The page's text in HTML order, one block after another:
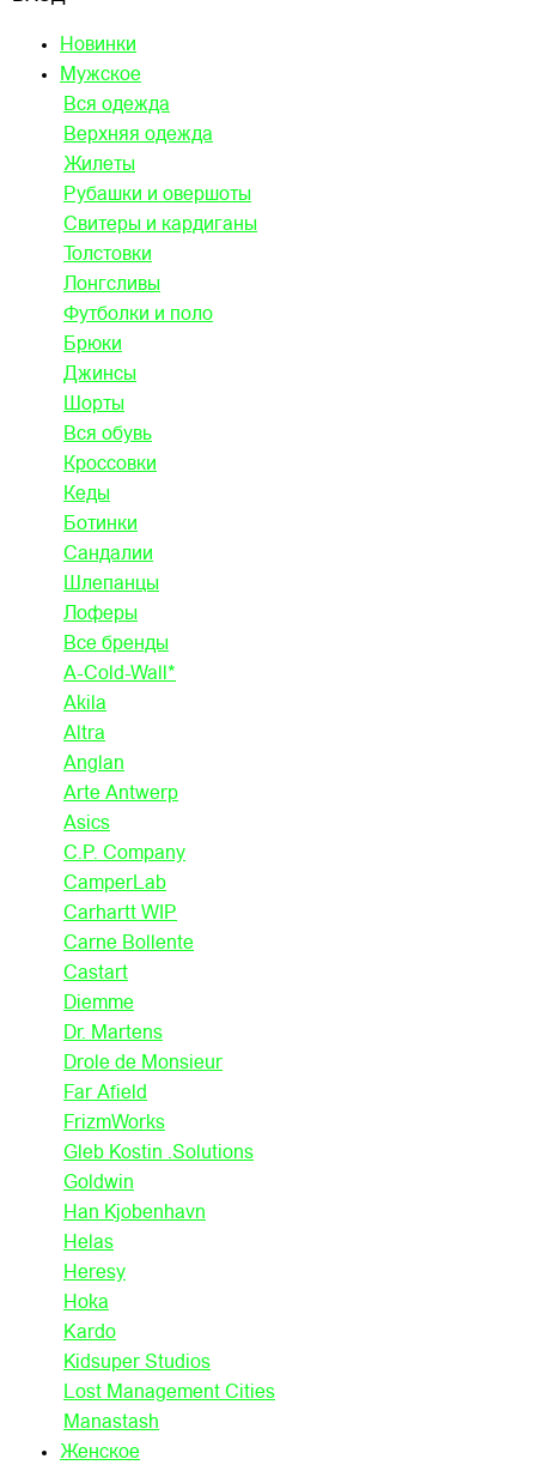
Новинки
Мужское
Вся одежда
Верхняя одежда
Жилеты
Рубашки и овершоты
Свитеры и кардиганы
Толстовки
Лонгсливы
Футболки и поло
Брюки
Джинсы
Шорты
Вся обувь
Кроссовки
Кеды
Ботинки
Сандалии
Шлепанцы
Лоферы
Все бренды
A-Cold-Wall*
Akila
Altra
Anglan
Arte Antwerp
Asics
C.P. Company
CamperLab
Carhartt WIP
Carne Bollente
Castart
Diemme
Dr. Martens
Drole de Monsieur
Far Afield
FrizmWorks
Gleb Kostin .Solutions
Goldwin
Han Kjobenhavn
Helas
Heresy
Hoka
Kardo
Kidsuper Studios
Lost Management Cities
Manastash
Женское